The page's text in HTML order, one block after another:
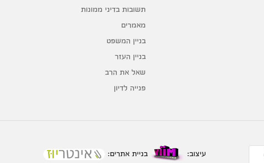
תשובות בדיני ממונות
מאמרים
בניין המשפט
בניין העזר
שאל את הרב
פנייה לדיון
עיצוב: בניית אתרים: